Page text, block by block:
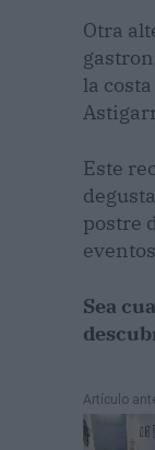
Otra
la
Este
postre
Sea
Artículo